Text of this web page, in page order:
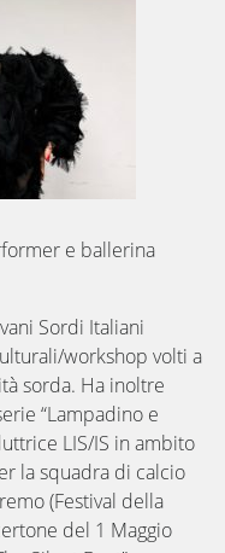
e ballerina
Sordi Italiani
workshop volti a
sorda. Ha inoltre
“Lampadino e
LIS/IS in ambito
la squadra di calcio
(Festival della
del 1 Maggio